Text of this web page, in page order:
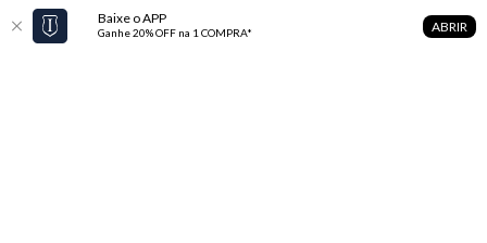
Baixe o APP
Ganhe 20% OFF na 1 COMPRA* ABRIR